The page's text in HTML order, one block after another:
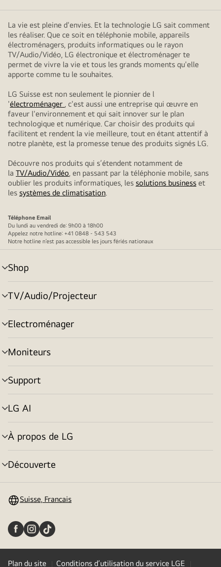
La vie est pleine d'envies. Et la technologie LG sait comment
les réaliser. Que ce soit en téléphonie mobile, appareils
électroménagers, produits informatiques ou le rayon
TV/Audio/Vidéo, LG électronique et électroménager te
permet de vivre la vie et tous les grands moments qu'elle
apporte comme tu le souhaites.
LG Suisse est non seulement le pionnier de l
'électroménager , c'est aussi une entreprise qui œuvre en
faveur l'environnement et qui sait innover sur le plan
technologique et numérique. Car choisir des produits qui
facilitent et rendent la vie meilleure, tout en étant attentif à
notre planète, est la promesse tenue des produits signés LG.
Découvre nos produits qui s’étendent notamment de
la TV/Audio/Vidéo, en passant par la téléphonie mobile, sans
oublier les produits informatiques, les solutions business et
les systèmes de climatisation.
Téléphone Email
Du lundi au vendredi de: 9h00 à 18h00
Appelez notre hotline: +41 0848 - 543 543
Notre hotline n’est pas accessible les jours fériés nationaux
Shop
menu
déroulant
TV/Audio/Projecteur
menu
déroulant
Electroménager
menu
déroulant
Moniteurs
menu
déroulant
Support
menu
déroulant
LG AI
menu
déroulant
À propos de LG
menu
déroulant
Découverte
menu
Suisse, Francais
Plan du site Conditions d’utilisation du service LGE